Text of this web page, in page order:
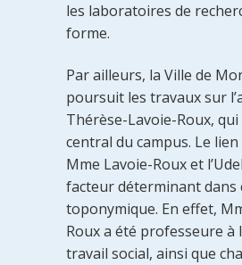
les laboratoires de
forme.
Par ailleurs, la Ville de
poursuit les travaux sur
Thérèse-Lavoie-Roux, qui
central du campus. Le
Mme Lavoie-Roux et
facteur déterminant dans
toponymique. En effet,
Roux a été professeure à
travail social, ainsi que